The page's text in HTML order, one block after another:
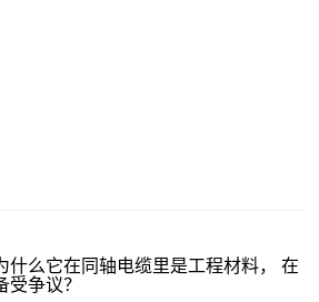
什么它在同轴电缆里是工程材料， 在
争议？